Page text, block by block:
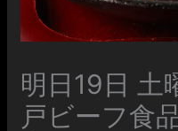
明日19日 土
戸ビーフ食